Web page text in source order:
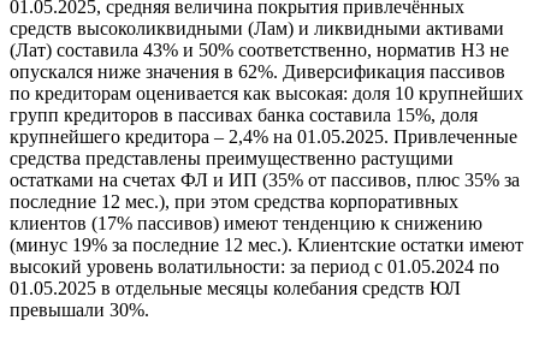
01.05.2025, средняя величина покрытия привлечённых
средств высоколиквидными (Лам) и ликвидными активами
(Лат) составила 43% и 50% соответственно, норматив Н3 не
опускался ниже значения в 62%. Диверсификация пассивов
по кредиторам оценивается как высокая: доля 10 крупнейших
групп кредиторов в пассивах банка составила 15%, доля
крупнейшего кредитора – 2,4% на 01.05.2025. Привлеченные
средства представлены преимущественно растущими
остатками на счетах ФЛ и ИП (35% от пассивов, плюс 35% за
последние 12 мес.), при этом средства корпоративных
клиентов (17% пассивов) имеют тенденцию к снижению
(минус 19% за последние 12 мес.). Клиентские остатки имеют
высокий уровень волатильности: за период с 01.05.2024 по
01.05.2025 в отдельные месяцы колебания средств ЮЛ
превышали 30%.